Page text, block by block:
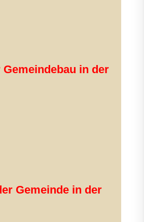
in der
Gemeinde in der